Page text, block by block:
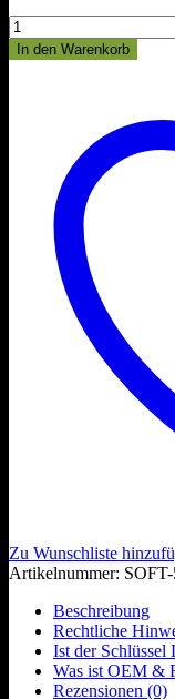
Windows
11
Home
Lizenzkey
Deutsch
Menge
In den Warenkorb
Zu Wunschliste
Artikelnummer:
Beschreibung
Rechtliche
Ist der Schlüssel
Was ist OEM &
Rezensionen (0)